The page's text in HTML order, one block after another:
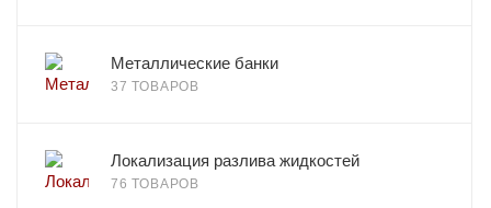
Металлические банки
37 ТОВАРОВ
Локализация разлива жидкостей
76 ТОВАРОВ